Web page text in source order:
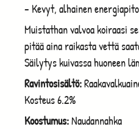
– Kevyt, alhainen
Muistathan valvoa koiraasi
pitää aina raikasta vettä
Säilytys kuivassa huoneen
Ravintosisältö:
Kosteus 6.2%
Koostumus:Naudannahka